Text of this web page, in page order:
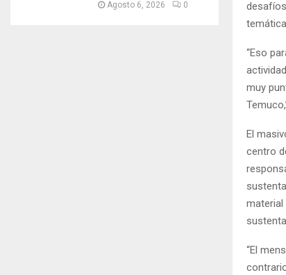
“Eso
muy
El
centro
material
“El
Agosto 6, 2026 0